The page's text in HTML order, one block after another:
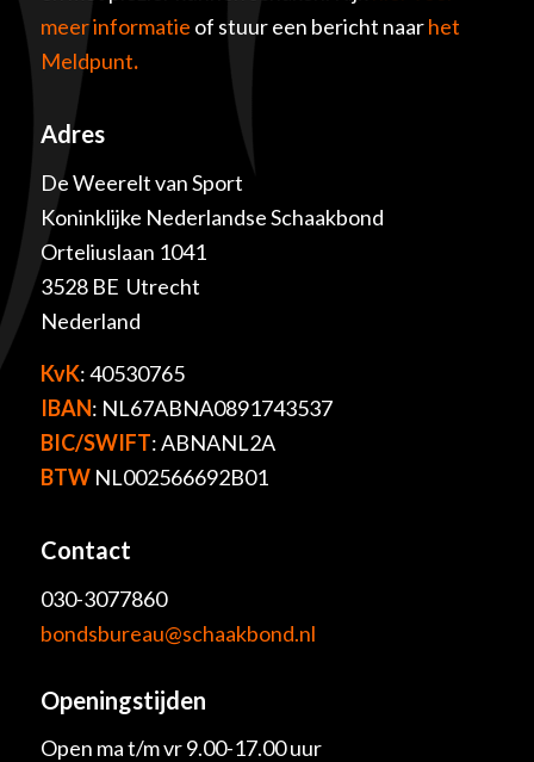
meer informatie of stuur een bericht naarhet
Meldpunt.
Adres
De Weerelt van Sport
Koninklijke Nederlandse Schaakbond
Orteliuslaan 1041
3528 BE Utrecht
Nederland
KvK: 40530765
IBAN: NL67ABNA0891743537
BIC/SWIFT: ABNANL2A
BTWNL002566692B01
Contact
030-3077860
bondsbureau@schaakbond.nl
Openingstijden
Open ma t/m vr 9.00-17.00 uur